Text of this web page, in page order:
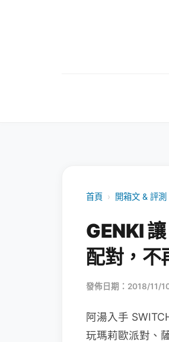
首頁 › 開箱文 & 評測
GENKI
配對，不
發佈日期：2018/11/
阿湯入手
玩瑪莉歐派對、